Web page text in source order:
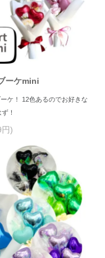
ーケmini
ケ！ 12色あるのでお好きな
！
)